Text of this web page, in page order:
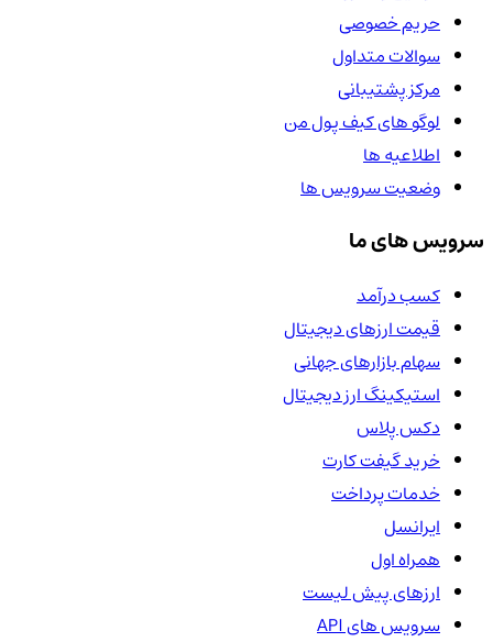
حریم خصوصی
سوالات متداول
مرکز پشتیبانی
لوگو های کیف پول من
اطلاعیه ها
وضعیت سرویس ها
سرویس های ما
کسب درآمد
قیمت ارزهای دیجیتال
سهام بازارهای جهانی
استیکینگ ارز دیجیتال
دکس پلاس
خرید گیفت کارت
خدمات پرداخت
ایرانسل
همراه اول
ارزهای پیش لیست
سرویس های API